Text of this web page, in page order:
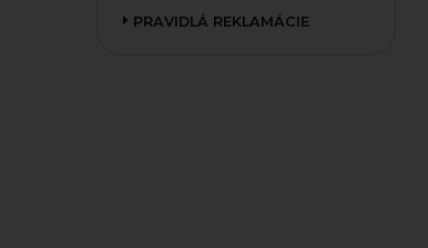
PRAVIDLÁ REKLAMÁCIE